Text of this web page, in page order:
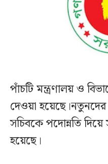
পাঁচটি মন্ত্রণালয় ও
দেওয়া
সচিবকে পদোন্নতি
হয়েছে।